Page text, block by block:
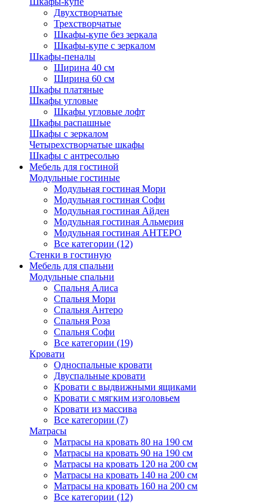
Двухстворчатые
Трехстворчатые
Шкафы-купе без зеркала
Шкафы-купе с зеркалом
Шкафы-пеналы
Ширина 40 см
Ширина 60 см
Шкафы платяные
Шкафы угловые
Шкафы угловые лофт
Шкафы распашные
Шкафы с зеркалом
Четырехстворчатые шкафы
Шкафы с антресолью
Мебель для гостиной
Модульные гостиные
Модульная гостиная Мори
Модульная гостиная Софи
Модульная гостиная Айден
Модульная гостиная Альмерия
Модульная гостиная АНТЕРО
Все категории (12)
Стенки в гостиную
Мебель для спальни
Модульные спальни
Спальня Алиса
Спальня Мори
Спальня Антеро
Спальня Роза
Спальня Софи
Все категории (19)
Кровати
Односпальные кровати
Двуспальные кровати
Кровати с выдвижными ящиками
Кровати с мягким изголовьем
Кровати из массива
Все категории (7)
Матрасы
Матрасы на кровать 80 на 190 см
Матрасы на кровать 90 на 190 см
Матрасы на кровать 120 на 200 см
Матрасы на кровать 140 на 200 см
Матрасы на кровать 160 на 200 см
Все категории (12)